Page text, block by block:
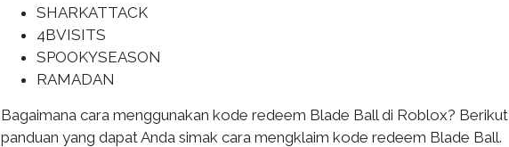
SHARKATTACK
4BVISITS
SPOOKYSEASON
RAMADAN
Bagaimana cara menggunakan kode redeem Blade Ball di Roblox? Berikut
panduan yang dapat Anda simak cara mengklaim kode redeem Blade Ball.